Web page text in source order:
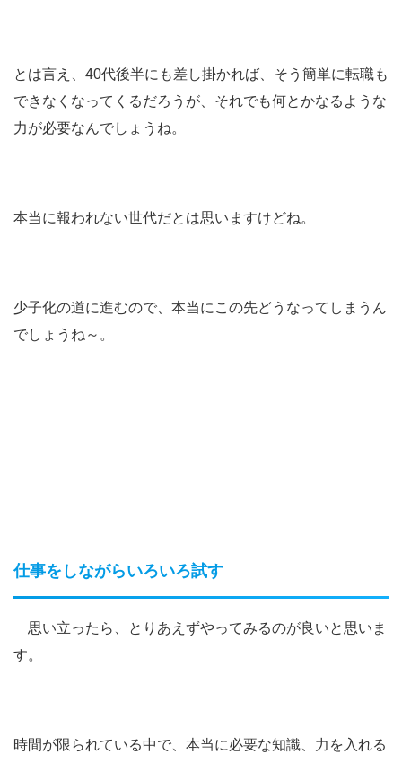
とは言え、40代後半にも差し掛かれば、そう簡単に転職も
できなくなってくるだろうが、それでも何とかなるような
力が必要なんでしょうね。
本当に報われない世代だとは思いますけどね。
少子化の道に進むので、本当にこの先どうなってしまうん
でしょうね～。
仕事をしながらいろいろ試す
思い立ったら、とりあえずやってみるのが良いと思いま
す。
時間が限られている中で、本当に必要な知識、力を入れる